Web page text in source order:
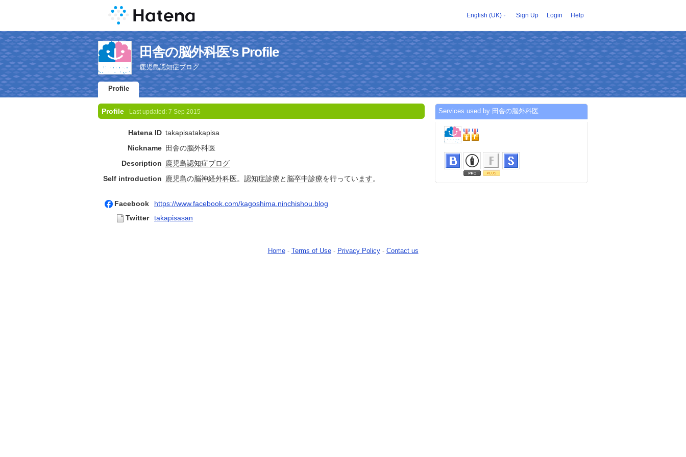
English (UK) Sign Up Login Help
田舎の脳外科医's Profile
鹿児島認知症ブログ
Profile
Profile Last updated: 7 Sep 2015
Hatena ID takapisatakapisa
Nickname 田舎の脳外科医
Description 鹿児島認知症ブログ
Self introduction 鹿児島の脳神経外科医。 認知症診療と 脳卒中診療を行っています。
Facebook
https://www.facebook.com/kagoshima.ninchishou.blog
Twitter
takapisasan
Services used by 田舎の脳外科医
Home- Terms of Use- Privacy Policy- Contact us